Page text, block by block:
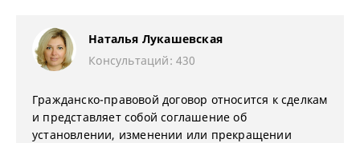
Наталья Лукашевская
Консультаций: 430
Гражданско-правовой договор относится к сделкам
и представляет собой соглашение об
установлении, изменении или прекращении